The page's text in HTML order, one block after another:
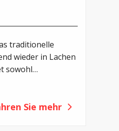
traditionelle
wieder in Lachen
sowohl
sich sportlich
Sie mehr